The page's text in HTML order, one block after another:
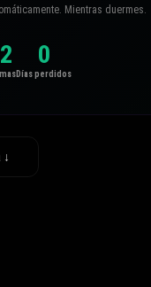
Mientras duermes.
0
Días perdidos